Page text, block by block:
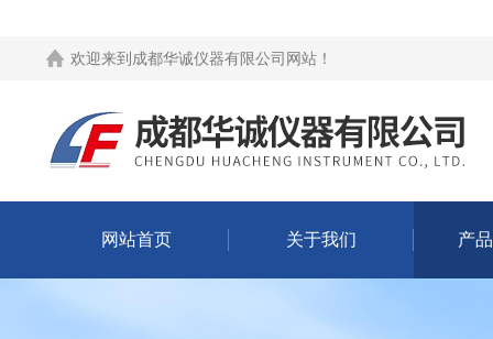
欢迎来到 成都华诚仪器有限公司网站 ！
网站首页 关于我们 产